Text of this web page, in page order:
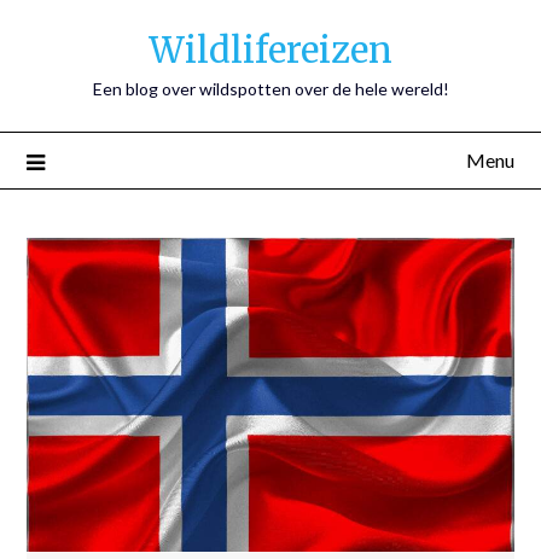
Wildlifereizen
Een blog over wildspotten over de hele wereld!
Menu